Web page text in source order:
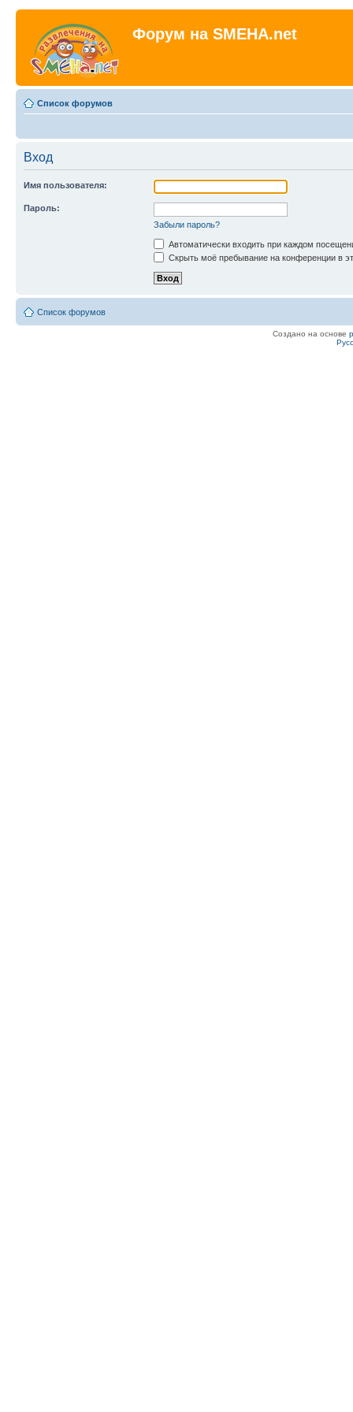
Форум на SMEHA.net
Список форумов
Вход
Имя пользователя:
Пароль:
Забыли пароль?
Автоматически входить при каждом
Скрыть моё пребывание на конференции в
Список форумов
Создано на основе